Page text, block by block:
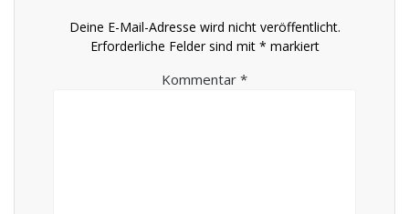
Deine E-Mail-Adresse wird nicht veröffentlicht.
Erforderliche Felder sind mit * markiert
Kommentar *